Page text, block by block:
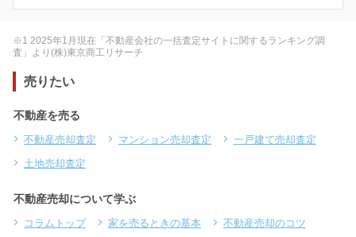
※1 2025年1月現在「不動産会社の一括査定サイトに関するランキング調
査」より(株)東京商工リサーチ
売りたい
不動産を売る
不動産売却査定 マンション売却査定
一戸建て売却査定
土地売却査定
不動産売却について学ぶ
コラムトップ 家を売るときの基本
不動産売却のコツ